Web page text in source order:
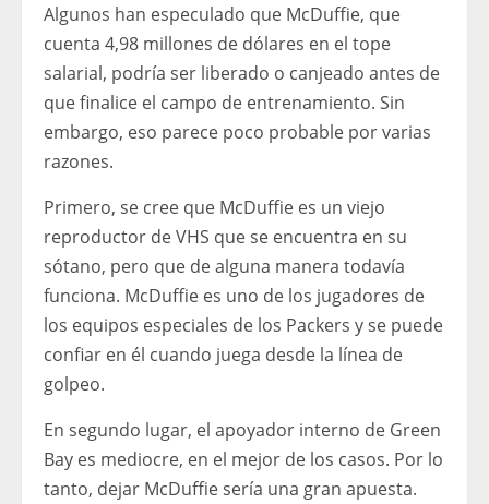
Algunos han especulado que McDuffie, que
cuenta 4,98 millones de dólares en el tope
salarial, podría ser liberado o canjeado antes de
que finalice el campo de entrenamiento. Sin
embargo, eso parece poco probable por varias
razones.
Primero, se cree que McDuffie es un viejo
reproductor de VHS que se encuentra en su
sótano, pero que de alguna manera todavía
funciona. McDuffie es uno de los jugadores de
los equipos especiales de los Packers y se puede
confiar en él cuando juega desde la línea de
golpeo.
En segundo lugar, el apoyador interno de Green
Bay es mediocre, en el mejor de los casos. Por lo
tanto, dejar McDuffie sería una gran apuesta.